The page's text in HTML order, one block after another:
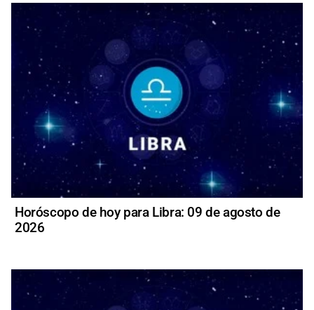
Horóscopo de hoy para Libra: 09 de agosto de
2026